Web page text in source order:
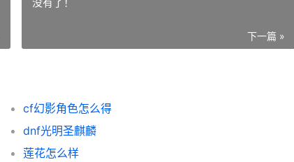
下一篇 »
cf幻影角色怎么得
dnf光明圣麒麟
莲花怎么样